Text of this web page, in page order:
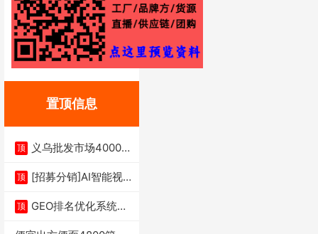
置顶信息
顶
义乌批发市场4000多
顶 [招募分销]AI智能视
顶 GEO排名优化系统+A